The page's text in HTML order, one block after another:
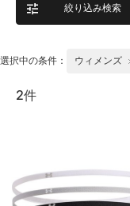
絞り込み検索
選択中の条件： ウィメンズ
2件